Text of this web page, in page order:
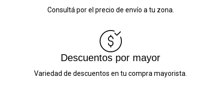
Consultá por el precio de envío a tu zona.
Descuentos por mayor
Variedad de descuentos en tu compra mayorista.